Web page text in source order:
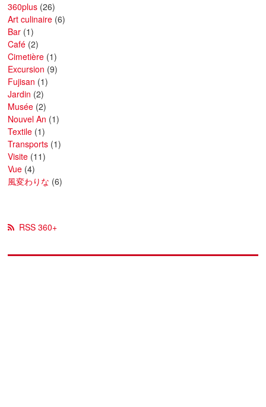
360plus (26)
Art culinaire (6)
Bar (1)
Café (2)
Cimetière (1)
Excursion (9)
Fujisan (1)
Jardin (2)
Musée (2)
Nouvel An (1)
Textile (1)
Transports (1)
Visite (11)
Vue (4)
風変わりな (6)
RSS 360+